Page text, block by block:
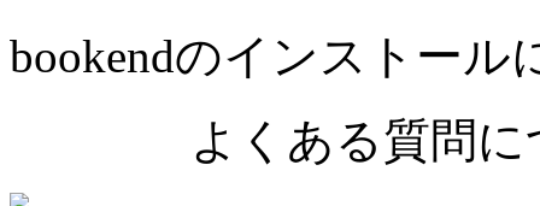
bookendのインストール
よくある質問に